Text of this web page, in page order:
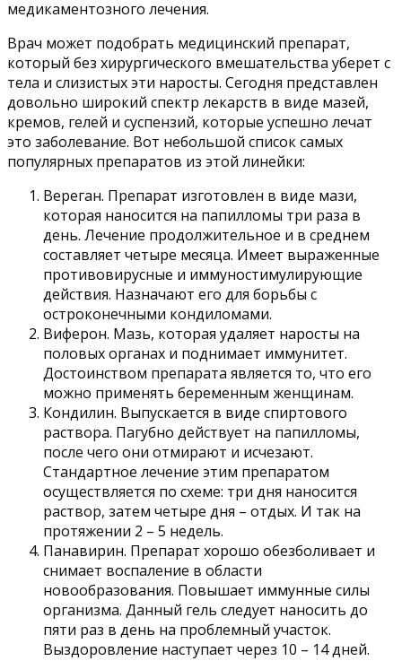
медикаментозного лечения.
Врач может подобрать медицинский препарат,
который без хирургического вмешательства уберет с
тела и слизистых эти наросты. Сегодня представлен
довольно широкий спектр лекарств в виде мазей,
кремов, гелей и суспензий, которые успешно лечат
это заболевание. Вот небольшой список самых
популярных препаратов из этой линейки:
Вереган. Препарат изготовлен в виде мази,
которая наносится на папилломы три раза в
день. Лечение продолжительное и в среднем
составляет четыре месяца. Имеет выраженные
противовирусные и иммуностимулирующие
действия. Назначают его для борьбы с
остроконечными кондиломами.
Виферон. Мазь, которая удаляет наросты на
половых органах и поднимает иммунитет.
Достоинством препарата является то, что его
можно применять беременным женщинам.
Кондилин. Выпускается в виде спиртового
раствора. Пагубно действует на папилломы,
после чего они отмирают и исчезают.
Стандартное лечение этим препаратом
осуществляется по схеме: три дня наносится
раствор, затем четыре дня – отдых. И так на
протяжении 2 – 5 недель.
Панавирин. Препарат хорошо обезболивает и
снимает воспаление в области
новообразования. Повышает иммунные силы
организма. Данный гель следует наносить до
пяти раз в день на проблемный участок.
Выздоровление наступает через 10 – 14 дней.